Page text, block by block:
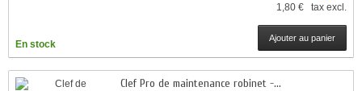
1,80 € tax excl.
En stock
Ajouter au panier
Clef Pro de maintenance robinet -...